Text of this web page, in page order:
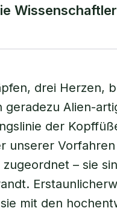
drei Herzen,
Alien-
der
unserer
– sie
mit den